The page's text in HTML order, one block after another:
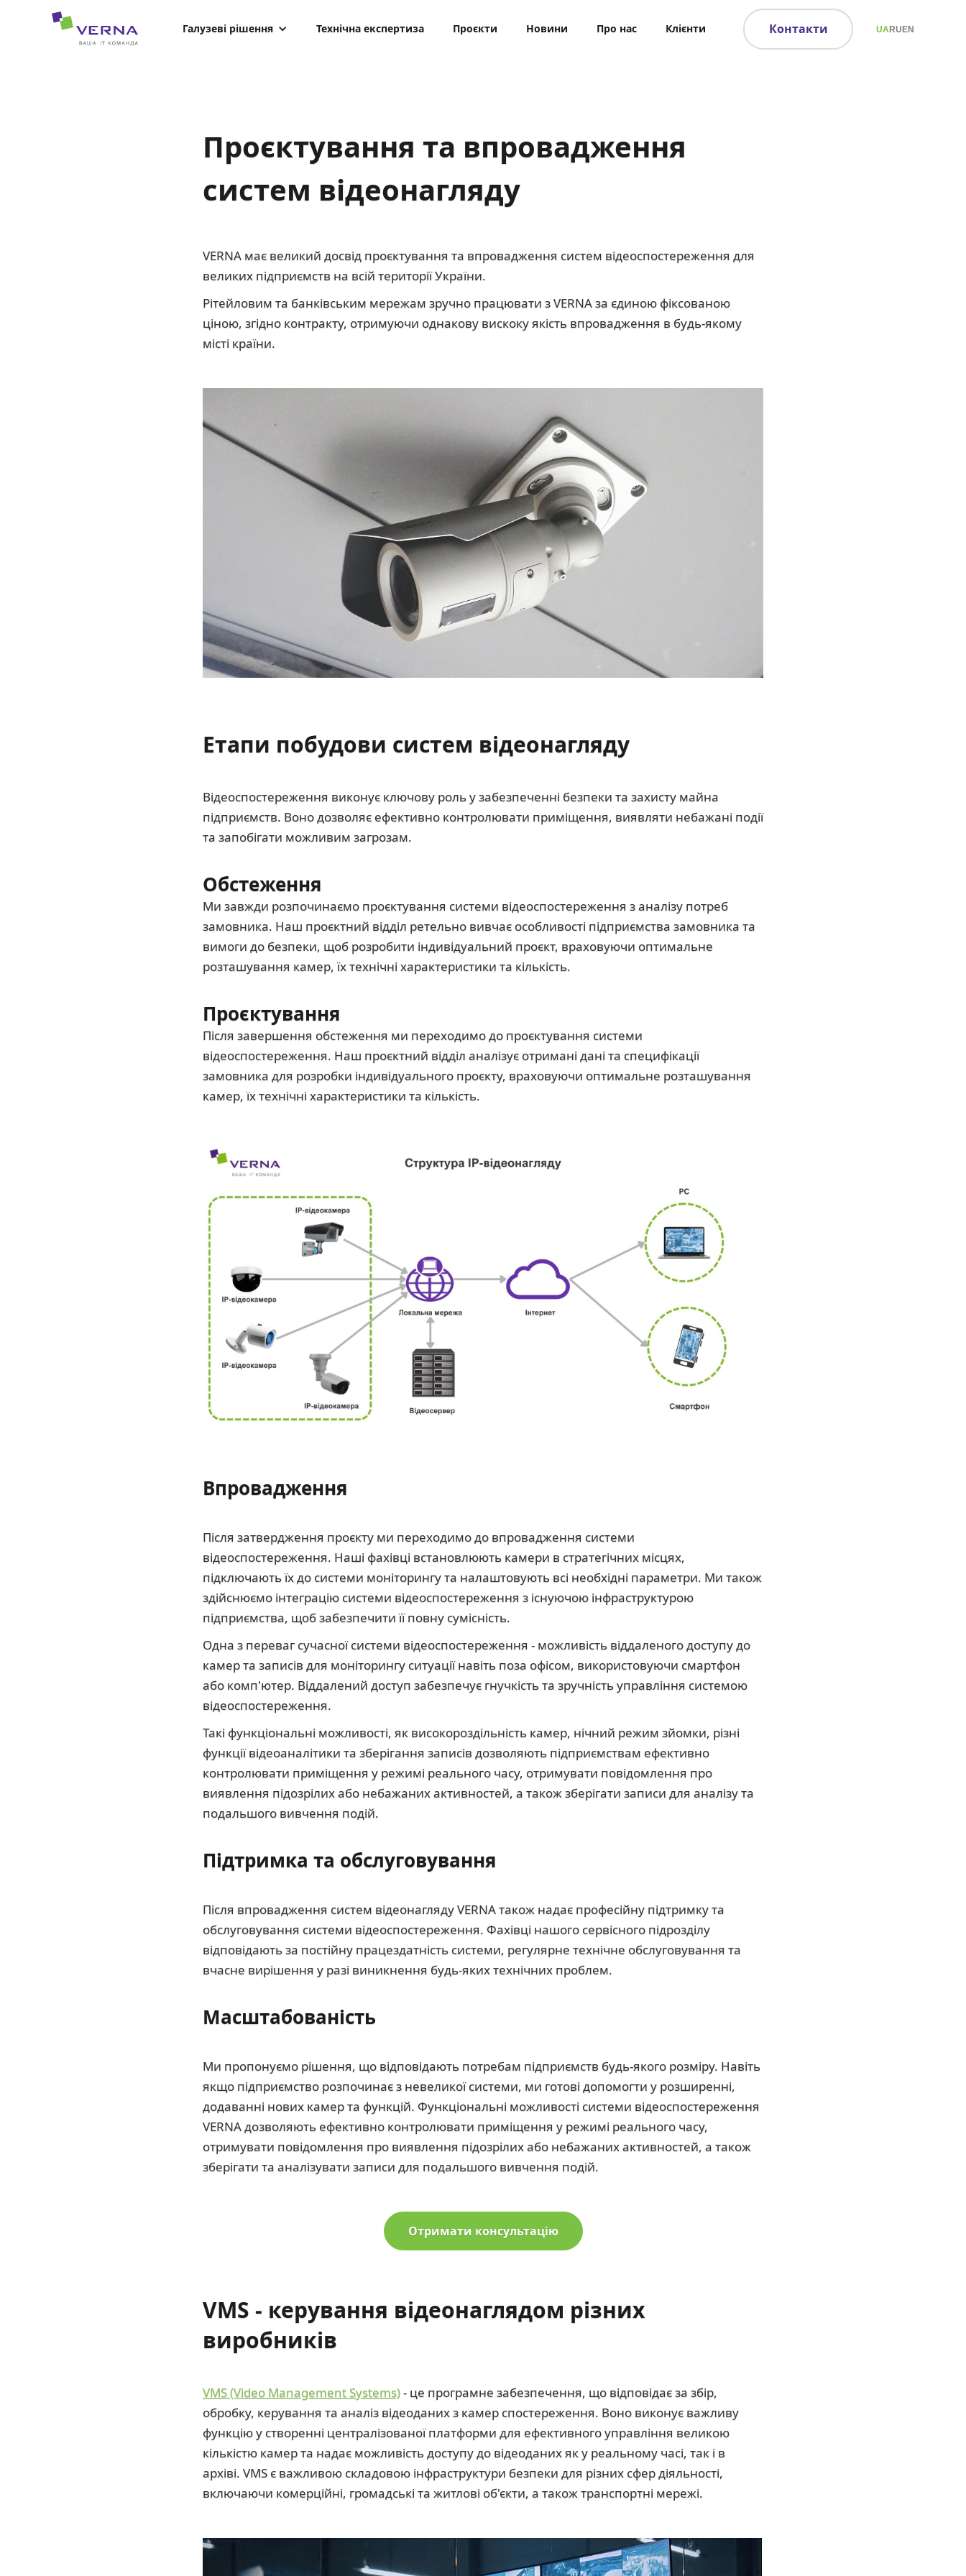
Галузеві рішення Технічна експертиза Проєкти Новини Про нас Клієнти Контакти UARUEN
Проєктування та впровадження
систем відеонагляду
VERNA має великий досвід проєктування та впровадження систем відеоспостереження для
великих підприємств на всій території України.
Рітейловим та банківським мережам зручно працювати з VERNA за єдиною фіксованою
ціною, згідно контракту, отримуючи однакову вискоку якість впровадження в будь-якому
місті країни.
Етапи побудови систем відеонагляду
Відеоспостереження виконує ключову роль у забезпеченні безпеки та захисту майна
підприємств. Воно дозволяє ефективно контролювати приміщення, виявляти небажані події
та запобігати можливим загрозам.
Обстеження
Ми завжди розпочинаємо проєктування системи відеоспостереження з аналізу потреб
замовника. Наш проєктний відділ ретельно вивчає особливості підприємства замовника та
вимоги до безпеки, щоб розробити індивідуальний проєкт, враховуючи оптимальне
розташування камер, їх технічні характеристики та кількість.
Проєктування
Після завершення обстеження ми переходимо до проєктування системи
відеоспостереження. Наш проєктний відділ аналізує отримані дані та специфікації
замовника для розробки індивідуального проєкту, враховуючи оптимальне розташування
камер, їх технічні характеристики та кількість.
Впровадження
Після затвердження проєкту ми переходимо до впровадження системи
відеоспостереження. Наші фахівці встановлюють камери в стратегічних місцях,
підключають їх до системи моніторингу та налаштовують всі необхідні параметри. Ми також
здійснюємо інтеграцію системи відеоспостереження з існуючою інфраструктурою
підприємства, щоб забезпечити її повну сумісність.
Одна з переваг сучасної системи відеоспостереження - можливість віддаленого доступу до
камер та записів для моніторингу ситуації навіть поза офісом, використовуючи смартфон
або комп'ютер. Віддалений доступ забезпечує гнучкість та зручність управління системою
відеоспостереження.
Такі функціональні можливості, як високороздільність камер, нічний режим зйомки, різні
функції відеоаналітики та зберігання записів дозволяють підприємствам ефективно
контролювати приміщення у режимі реального часу, отримувати повідомлення про
виявлення підозрілих або небажаних активностей, а також зберігати записи для аналізу та
подальшого вивчення подій.
Підтримка та обслуговування
Після впровадження систем відеонагляду VERNA також надає професійну підтримку та
обслуговування системи відеоспостереження. Фахівці нашого сервісного підрозділу
відповідають за постійну працездатність системи, регулярне технічне обслуговування та
вчасне вирішення у разі виникнення будь-яких технічних проблем.
Масштабованість
Ми пропонуємо рішення, що відповідають потребам підприємств будь-якого розміру. Навіть
якщо підприємство розпочинає з невеликої системи, ми готові допомогти у розширенні,
додаванні нових камер та функцій. Функціональні можливості системи відеоспостереження
VERNA дозволяють ефективно контролювати приміщення у режимі реального часу,
отримувати повідомлення про виявлення підозрілих або небажаних активностей, а також
зберігати та аналізувати записи для подальшого вивчення подій.
Отримати консультацію
VMS - керування відеонаглядом різних
виробників
VMS (Video Management Systems)- це програмне забезпечення, що відповідає за збір,
обробку, керування та аналіз відеоданих з камер спостереження. Воно виконує важливу
функцію у створенні централізованої платформи для ефективного управління великою
кількістю камер та надає можливість доступу до відеоданих як у реальному часі, так і в
архіві. VMS є важливою складовою інфраструктури безпеки для різних сфер діяльності,
включаючи комерційні, громадські та житлові об'єкти, а також транспортні мережі.